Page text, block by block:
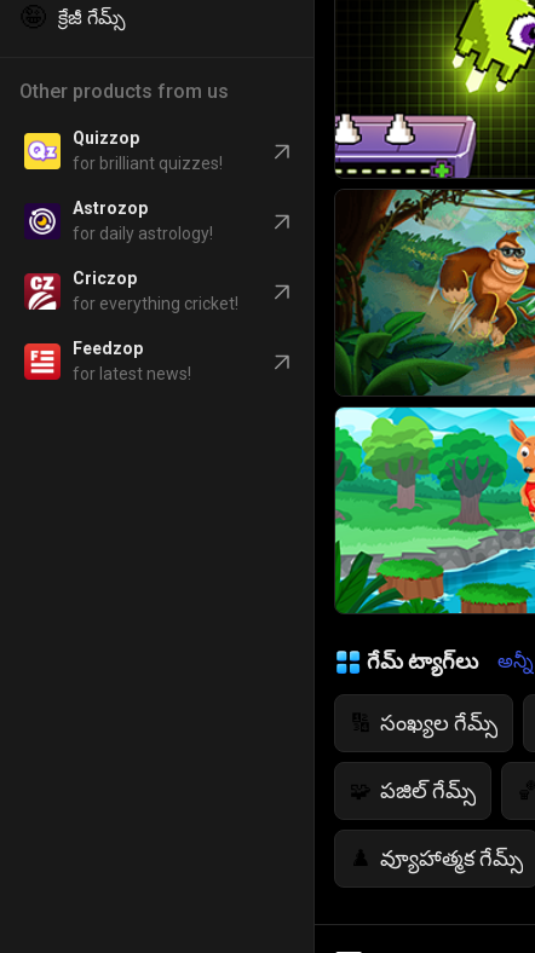
🤪 క్రేజీ గేమ్స్
Other products from us
Quizzop
for brilliant quizzes!
Astrozop
for daily astrology!
Criczop
for everything cricket!
Feedzop
for latest news!
గేమ్ ట్యాగ్‌లు అన్నీ
🔢 సంఖ్యల గేమ్స్
🧩 పజిల్ గేమ్స్ 🏀
♟️ వ్యూహాత్మక గేమ్స్
🎨 రంగుల ఆటలు